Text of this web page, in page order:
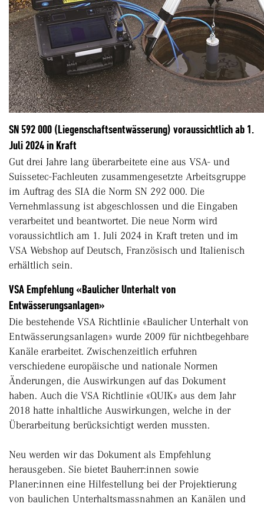
SN 592 000 (Liegenschaftsentwässerung) voraussichtlich ab 1.
Juli 2024 in Kraft
Gut drei Jahre lang überarbeitete eine aus VSA- und
Suissetec-Fachleuten zusammengesetzte Arbeitsgruppe
im Auftrag des SIA die Norm SN 292 000. Die
Vernehmlassung ist abgeschlossen und die Eingaben
verarbeitet und beantwortet. Die neue Norm wird
voraussichtlich am 1. Juli 2024 in Kraft treten und im
VSA Webshop auf Deutsch, Französisch und Italienisch
erhältlich sein.
VSA Empfehlung «Baulicher Unterhalt von
Entwässerungsanlagen»
Die bestehende VSA Richtlinie «Baulicher Unterhalt von
Entwässerungsanlagen» wurde 2009 für nichtbegehbare
Kanäle erarbeitet. Zwischenzeitlich erfuhren
verschiedene europäische und nationale Normen
Änderungen, die Auswirkungen auf das Dokument
haben. Auch die VSA Richtlinie «QUIK» aus dem Jahr
2018 hatte inhaltliche Auswirkungen, welche in der
Überarbeitung berücksichtigt werden mussten.
Neu werden wir das Dokument als Empfehlung
herausgeben. Sie bietet Bauherr:innen sowie
Planer:innen eine Hilfestellung bei der Projektierung
von baulichen Unterhaltsmassnahmen an Kanälen und